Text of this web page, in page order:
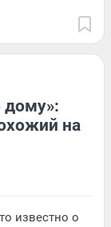
дому»:
на
известно о